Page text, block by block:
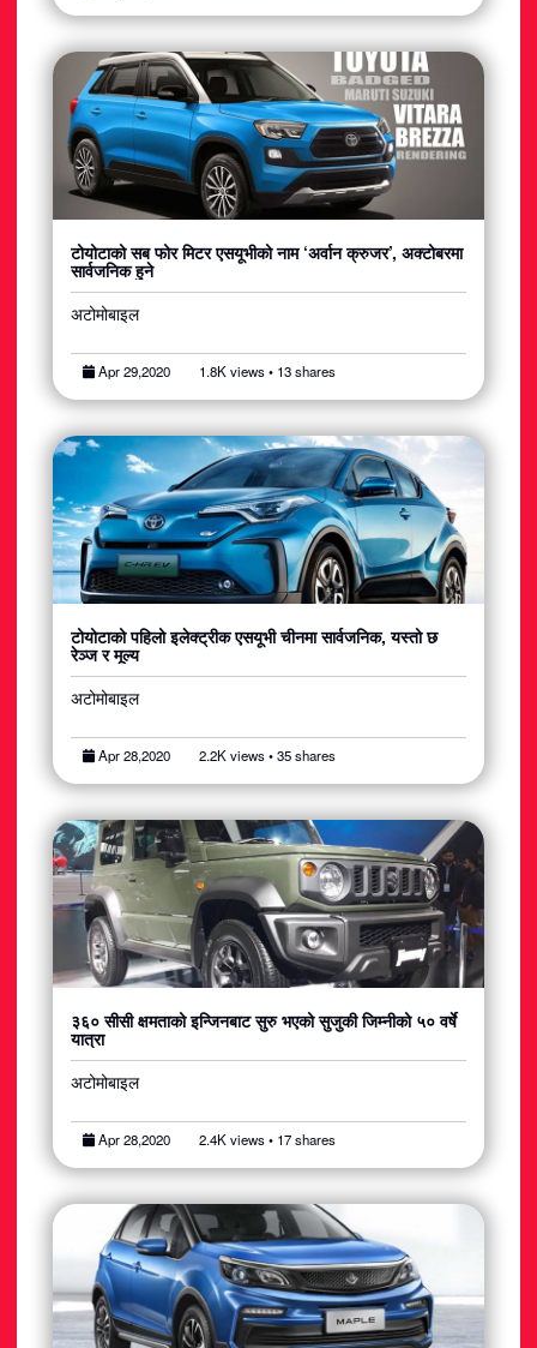
टोयोटाको सब फोर मिटर एसयूभीको नाम ‘अर्वान क्रुजर’, अक्टोबरमा
सार्वजनिक हुने
अटोमोबाइल
Apr 29,2020 1.8K views • 13 shares
टोयोटाको पहिलो इलेक्ट्रीक एसयूभी चीनमा सार्वजनिक, यस्तो छ
रेञ्ज र मूल्य
अटोमोबाइल
Apr 28,2020 2.2K views • 35 shares
३६० सीसी क्षमताको इन्जिनबाट सुरु भएको सुजुकी जिम्नीको ५० वर्षे
यात्रा
अटोमोबाइल
Apr 28,2020 2.4K views • 17 shares